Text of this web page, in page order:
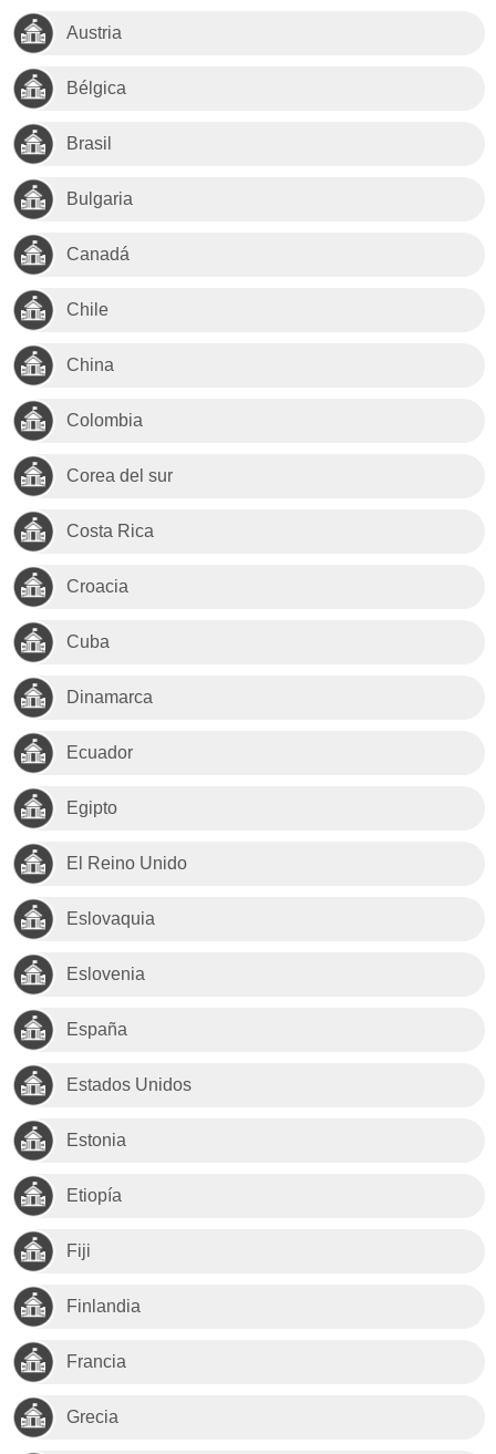
Austria
Bélgica
Brasil
Bulgaria
Canadá
Chile
China
Colombia
Corea del sur
Costa Rica
Croacia
Cuba
Dinamarca
Ecuador
Egipto
El Reino Unido
Eslovaquia
Eslovenia
España
Estados Unidos
Estonia
Etiopía
Fiji
Finlandia
Francia
Grecia